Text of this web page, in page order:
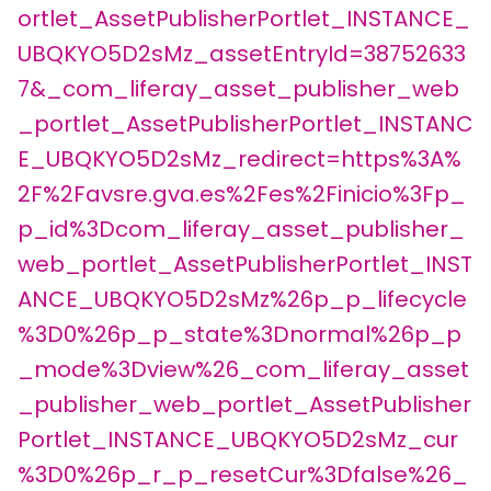
ortlet_AssetPublisherPortlet_INSTANCE_
UBQKYO5D2sMz_assetEntryId=38752633
7&_com_liferay_asset_publisher_web
_portlet_AssetPublisherPortlet_INSTANC
E_UBQKYO5D2sMz_redirect=https%3A%
2F%2Favsre.gva.es%2Fes%2Finicio%3Fp_
p_id%3Dcom_liferay_asset_publisher_
web_portlet_AssetPublisherPortlet_INST
ANCE_UBQKYO5D2sMz%26p_p_lifecycle
%3D0%26p_p_state%3Dnormal%26p_p
_mode%3Dview%26_com_liferay_asset
_publisher_web_portlet_AssetPublisher
Portlet_INSTANCE_UBQKYO5D2sMz_cur
%3D0%26p_r_p_resetCur%3Dfalse%26_